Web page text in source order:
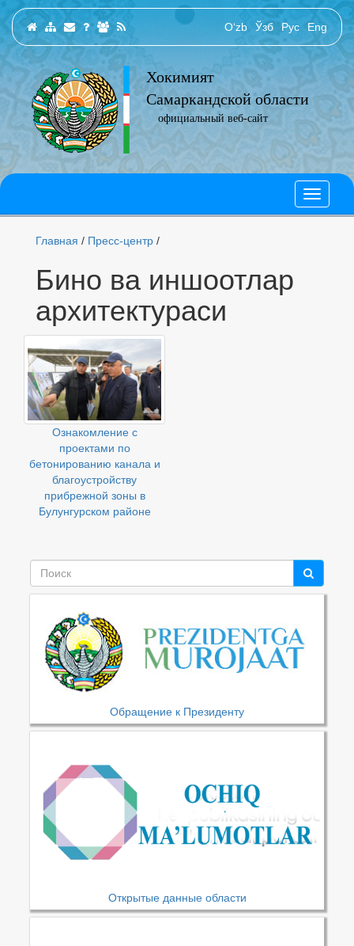
O‘zb Ўзб Рус Eng
Хокимият
Самаркандской области
официальный веб-сайт
Главная / Пресс-центр /
Бино ва иншоотлар
архитектураси
Ознакомление с
проектами по
бетонированию канала и
благоустройству
прибрежной зоны в
Булунгурском районе
Обращение к Президенту
Открытые данные области